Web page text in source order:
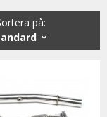
att tumma på
alltid efter att
snabba
på: